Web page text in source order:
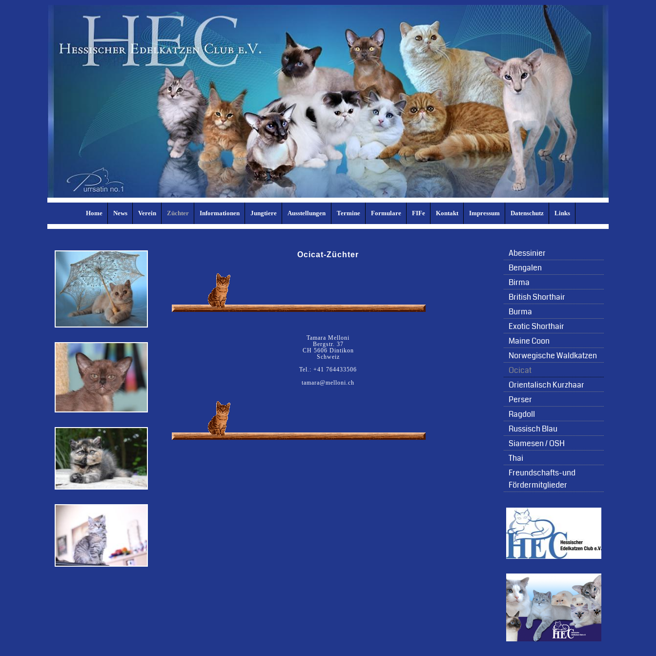
Home News Verein Züchter Informationen Jungtiere Ausstellungen Termine Formulare FIFe Kontakt Impressum Datenschutz Links
Abessinier
Bengalen
Birma
British Shorthair
Burma
Exotic Shorthair
Maine Coon
Norwegische Waldkatzen
Ocicat
Orientalisch Kurzhaar
Perser
Ragdoll
Russisch Blau
Siamesen / OSH
Thai
Freundschafts-und
Fördermitglieder
Ocicat-Züchter
Tamara Melloni
Bergstr. 37
CH 5606 Dintikon
Schweiz
Tel.: +41 764433506
tamara@melloni.ch